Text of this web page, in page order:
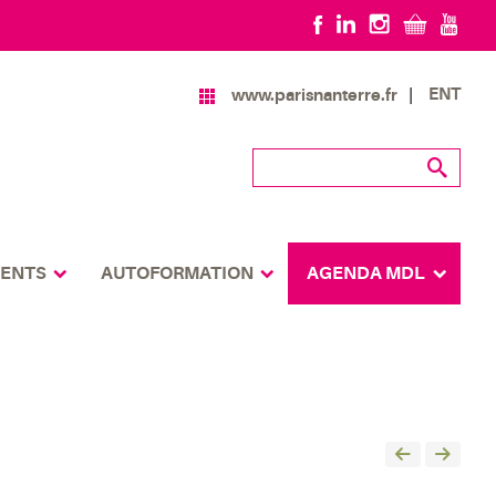
www.parisnanterre.fr ENT
AUTOFORMATION AGENDA MDL